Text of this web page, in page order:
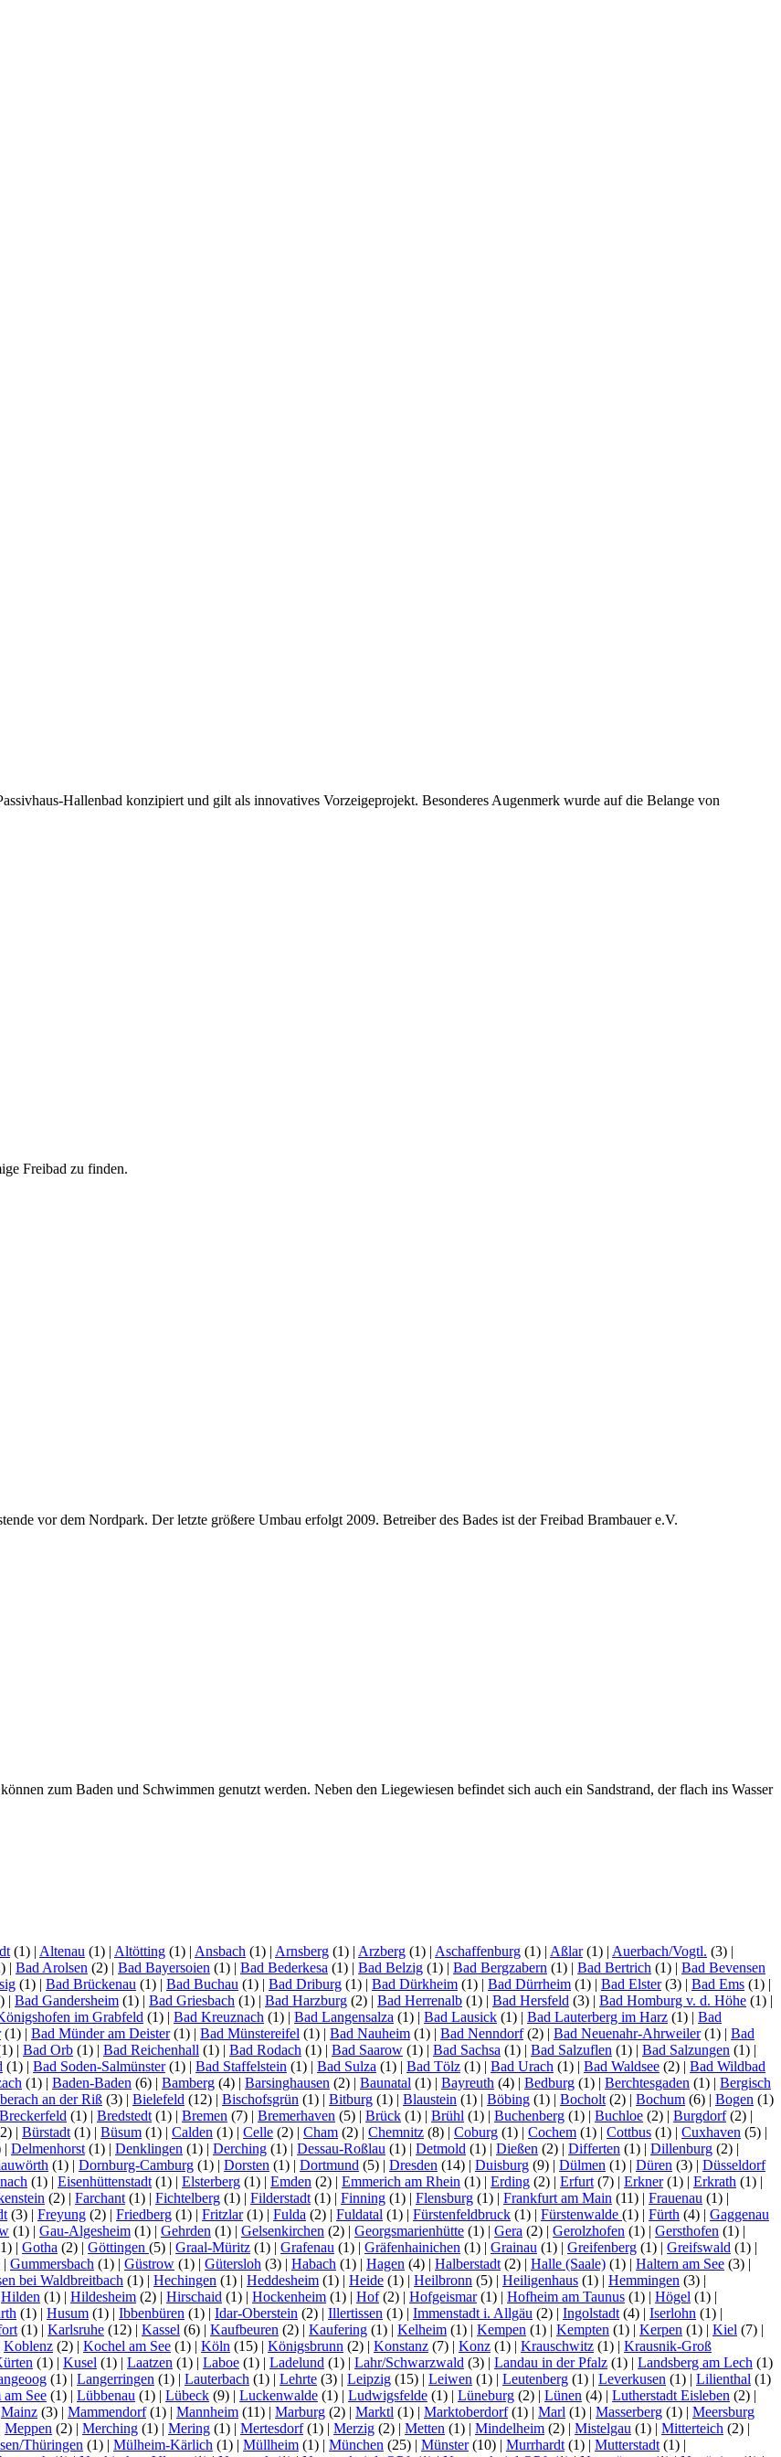
Hallenbad konzipiert und gilt als innovatives Vorzeigeprojekt. Besonderes Augenmerk wurde auf die Belange von
Freibad zu finden.
vor dem Nordpark. Der letzte größere Umbau erfolgt 2009. Betreiber des Bades ist der Freibad Brambauer e.V.
zum Baden und Schwimmen genutzt werden. Neben den Liegewiesen befindet sich auch ein Sandstrand, der flach ins Wasser
(1) | Altenau (1) | Altötting (1) | Ansbach (1) | Arnsberg (1) | Arzberg (1) | Aschaffenburg (1) | Aßlar(1) | Auerbach/Vogtl. (3) |
| Bad Arolsen (2) | Bad Bayersoien (1) | Bad Bederkesa (1) | Bad Belzig (1) | Bad Bergzabern (1) | Bad Bertrich (1) | Bad Bevensen
(1) | Bad Brückenau (1) | Bad Buchau (1) | Bad Driburg (1) | Bad Dürkheim (1) | Bad Dürrheim (1) | Bad Elster(3) | Bad Ems (1) |
| Bad Gandersheim (1) | Bad Griesbach (1) | Bad Harzburg (2) | Bad Herrenalb (1) | Bad Hersfeld (3) | Bad Homburg v. d. Höhe (1) |
im Grabfeld (1) | Bad Kreuznach (1) | Bad Langensalza (1) | Bad Lausick (1) | Bad Lauterberg im Harz (1) | Bad
(1) | Bad Münder am Deister(1) | Bad Münstereifel (1) | Bad Nauheim (1) | Bad Nenndorf(2) | Bad Neuenahr-Ahrweiler(1) | Bad
| Bad Orb (1) | Bad Reichenhall (1) | Bad Rodach (1) | Bad Saarow (1) | Bad Sachsa (1) | Bad Salzuflen (1) | Bad Salzungen (1) |
(1) | Bad Soden-Salmünster(1) | Bad Staffelstein (1) | Bad Sulza (1) | Bad Tölz (1) | Bad Urach (1) | Bad Waldsee (2) | Bad Wildbad
(1) | Baden-Baden (6) | Bamberg (4) | Barsinghausen (2) | Baunatal (1) | Bayreuth (4) | Bedburg (1) | Berchtesgaden (1) | Bergisch
an der Riß (3) | Bielefeld (12) | Bischofsgrün (1) | Bitburg (1) | Blaustein (1) | Böbing (1) | Bocholt (2) | Bochum (6) | Bogen (1)
Breckerfeld (1) | Bredstedt (1) | Bremen (7) | Bremerhaven (5) | Brück (1) | Brühl (1) | Buchenberg (1) | Buchloe (2) | Burgdorf(2) |
| Bürstadt (1) | Büsum (1) | Calden (1) | Celle (2) | Cham (2) | Chemnitz (8) | Coburg (1) | Cochem (1) | Cottbus (1) | Cuxhaven (5) |
| Delmenhorst (1) | Denklingen (1) | Derching (1) | Dessau-Roßlau (1) | Detmold (1) | Dießen (2) | Differten (1) | Dillenburg (2) |
(1) | Dornburg-Camburg (1) | Dorsten (1) | Dortmund (5) | Dresden (14) | Duisburg (9) | Dülmen (1) | Düren (3) | Düsseldorf
(1) | Eisenhüttenstadt (1) | Elsterberg (1) | Emden (2) | Emmerich am Rhein (1) | Erding (2) | Erfurt (7) | Erkner(1) | Erkrath (1) |
(2) | Farchant (1) | Fichtelberg (1) | Filderstadt (1) | Finning (1) | Flensburg (1) | Frankfurt am Main (11) | Frauenau (1) |
(3) | Freyung (2) | Friedberg (1) | Fritzlar(1) | Fulda (2) | Fuldatal (1) | Fürstenfeldbruck (1) | Fürstenwalde (1) | Fürth (4) | Gaggenau
(1) | Gau-Algesheim (1) | Gehrden (1) | Gelsenkirchen (2) | Georgsmarienhütte (1) | Gera (2) | Gerolzhofen (1) | Gersthofen (1) |
| Gotha (2) | Göttingen (5) | Graal-Müritz (1) | Grafenau (1) | Gräfenhainichen (1) | Grainau (1) | Greifenberg (1) | Greifswald (1) |
| Gummersbach (1) | Güstrow (1) | Gütersloh (3) | Habach (1) | Hagen (4) | Halberstadt (2) | Halle (Saale) (1) | Haltern am See (3) |
bei Waldbreitbach (1) | Hechingen (1) | Heddesheim (1) | Heide (1) | Heilbronn (5) | Heiligenhaus (1) | Hemmingen (3) |
Hilden (1) | Hildesheim (2) | Hirschaid (1) | Hockenheim (1) | Hof(2) | Hofgeismar(1) | Hofheim am Taunus (1) | Högel (1) |
(1) | Husum (1) | Ibbenbüren (1) | Idar-Oberstein (2) | Illertissen (1) | Immenstadt i. Allgäu (2) | Ingolstadt (4) | Iserlohn (1) |
(1) | Karlsruhe (12) | Kassel (6) | Kaufbeuren (2) | Kaufering (1) | Kelheim (1) | Kempen (1) | Kempten (1) | Kerpen (1) | Kiel (7) |
Koblenz (2) | Kochel am See (1) | Köln (15) | Königsbrunn (2) | Konstanz (7) | Konz (1) | Krauschwitz (1) | Krausnik-Groß
(1) | Kusel (1) | Laatzen (1) | Laboe (1) | Ladelund (1) | Lahr/Schwarzwald (3) | Landau in der Pfalz (1) | Landsberg am Lech (1)
(1) | Langerringen (1) | Lauterbach (1) | Lehrte (3) | Leipzig (15) | Leiwen (1) | Leutenberg (1) | Leverkusen (1) | Lilienthal (1)
See (1) | Lübbenau (1) | Lübeck (9) | Luckenwalde (1) | Ludwigsfelde (1) | Lüneburg (2) | Lünen (4) | Lutherstadt Eisleben (2) |
Mainz (3) | Mammendorf(1) | Mannheim (11) | Marburg (2) | Marktl (1) | Marktoberdorf(1) | Marl (1) | Masserberg (1) | Meersburg
Meppen (2) | Merching (1) | Mering (1) | Mertesdorf(1) | Merzig (2) | Metten (1) | Mindelheim (2) | Mistelgau (1) | Mitterteich (2) |
Thüringen (1) | Mülheim-Kärlich (1) | Müllheim (1) | München (25) | Münster(10) | Murrhardt (1) | Mutterstadt (1) |